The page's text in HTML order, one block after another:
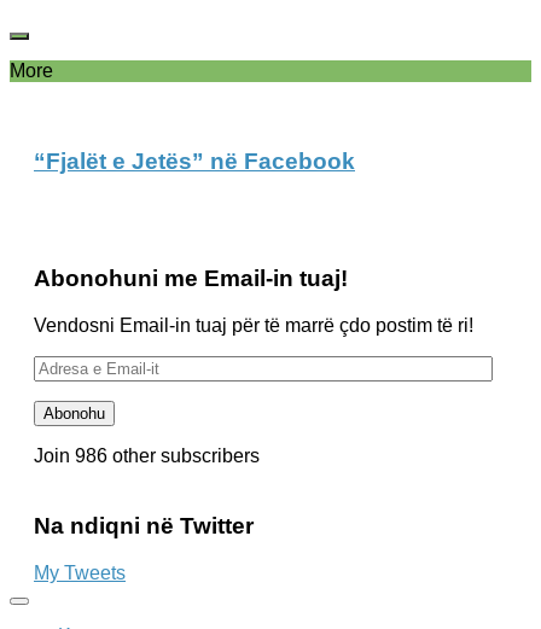
More
“Fjalët e Jetës” në Facebook
Abonohuni me Email-in tuaj!
Vendosni Email-in tuaj për të marrë çdo postim të ri!
Adresa
e
Email-
it
Abonohu
Join 986 other subscribers
Na ndiqni në Twitter
My Tweets